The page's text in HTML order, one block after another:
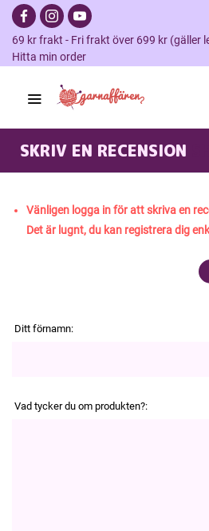
69 kr frakt - Fri frakt över 699 kr (gäller
Hitta min order
SKRIV EN RECENSION
Vänligen logga in för att skriva en
Det är lugnt, du kan registrera dig
Ditt förnamn:
Vad tycker du om produkten?: